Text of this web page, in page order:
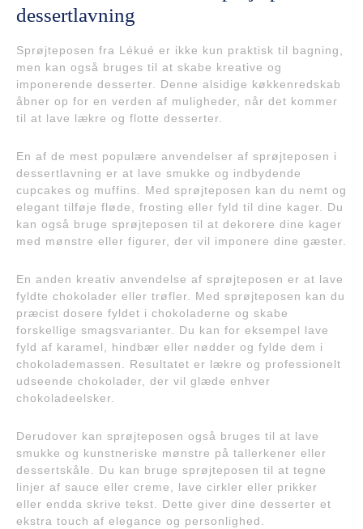
dessertlavning
Sprøjteposen fra Lékué er ikke kun praktisk til bagning,
men kan også bruges til at skabe kreative og
imponerende desserter. Denne alsidige køkkenredskab
åbner op for en verden af muligheder, når det kommer
til at lave lækre og flotte desserter.
En af de mest populære anvendelser af sprøjteposen i
dessertlavning er at lave smukke og indbydende
cupcakes og muffins. Med sprøjteposen kan du nemt og
elegant tilføje fløde, frosting eller fyld til dine kager. Du
kan også bruge sprøjteposen til at dekorere dine kager
med mønstre eller figurer, der vil imponere dine gæster.
En anden kreativ anvendelse af sprøjteposen er at lave
fyldte chokolader eller trøfler. Med sprøjteposen kan du
præcist dosere fyldet i chokoladerne og skabe
forskellige smagsvarianter. Du kan for eksempel lave
fyld af karamel, hindbær eller nødder og fylde dem i
chokolademassen. Resultatet er lækre og professionelt
udseende chokolader, der vil glæde enhver
chokoladeelsker.
Derudover kan sprøjteposen også bruges til at lave
smukke og kunstneriske mønstre på tallerkener eller
dessertskåle. Du kan bruge sprøjteposen til at tegne
linjer af sauce eller creme, lave cirkler eller prikker
eller endda skrive tekst. Dette giver dine desserter et
ekstra touch af elegance og personlighed.